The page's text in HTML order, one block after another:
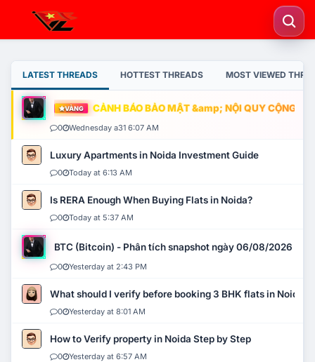
LATEST THREADS HOTTEST THREADS MOST VIEWED
VÀNG CẢNH BÁO BẢO MẬT &amp; NỘI QUY CỘNG
0 Wednesday a31 6:07 AM
Luxury Apartments in Noida Investment Guide
0 Today at 6:13 AM
Is RERA Enough When Buying Flats in Noida?
0 Today at 5:37 AM
BTC (Bitcoin) - Phân tích snapshot ngày 06/08/2026
0 Yesterday at 2:43 PM
What should I verify before booking 3 BHK flats in Noida?
0 Yesterday at 8:01 AM
How to Verify property in Noida Step by Step
0 Yesterday at 6:57 AM